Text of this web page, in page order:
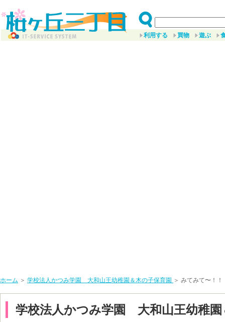
利用する 買物 遊ぶ
ホーム ＞ 学校法人かつみ学園 大和山王幼稚園＆木の子保育園 ＞ みてみて〜！！
学校法人かつみ学園 大和山王幼稚園